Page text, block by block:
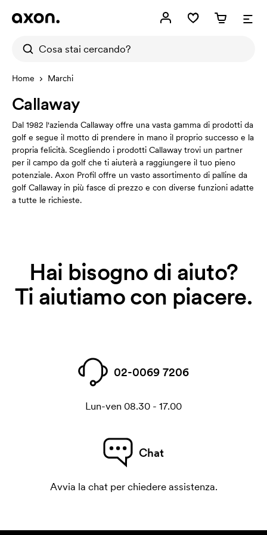
Home Marchi
Callaway
Dal 1982 l'azienda Callaway offre una vasta gamma di prodotti da
golf e segue il motto di prendere in mano il proprio successo e la
propria felicità. Scegliendo i prodotti Callaway trovi un partner
per il campo da golf che ti aiuterà a raggiungere il tuo pieno
potenziale. Axon Profil offre un vasto assortimento di palline da
golf Callaway in più fasce di prezzo e con diverse funzioni adatte
a tutte le richieste.
Hai bisogno di aiuto?
Ti aiutiamo con piacere.
02-0069 7206
Lun-ven 08.30 - 17.00
Chat
Avvia la chat per chiedere assistenza.